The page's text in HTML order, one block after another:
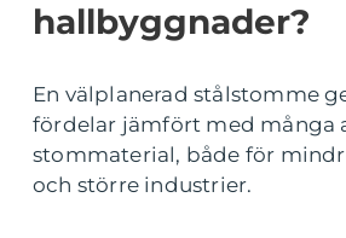
hallbyggnader?
En välplanerad stålstomme
fördelar jämfört med många
stommaterial, både för
och större industrier.